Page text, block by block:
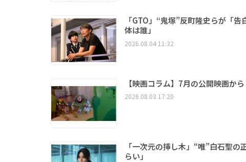
「GTO」“鬼塚”反町隆史らが「
体は誰」
2026.08.04 11:32
【映画コラム】7月の公開映画から
2026.08.03 17:20
「一次元の挿し木」“唯”白石聖
らい」